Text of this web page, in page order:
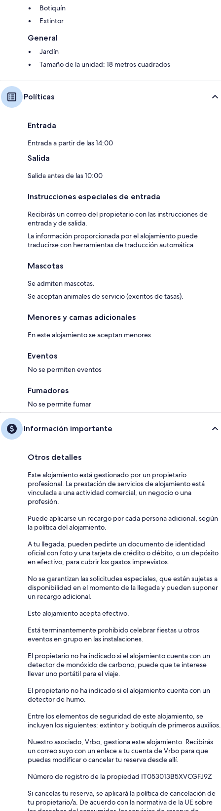
Botiquín
Extintor
General
Jardín
Tamaño de la unidad: 18 metros cuadrados
Políticas
Entrada
Entrada a partir de las 14:00
Salida
Salida antes de las 10:00
Instrucciones especiales de entrada
Recibirás un correo del propietario con las instrucciones de
entrada y de salida.
La información proporcionada por el alojamiento puede
traducirse con herramientas de traducción automática
Mascotas
Se admiten mascotas.
Se aceptan animales de servicio (exentos de tasas).
Menores y camas adicionales
En este alojamiento se aceptan menores.
Eventos
No se permiten eventos
Fumadores
No se permite fumar
Información importante
Otros detalles
Este alojamiento está gestionado por un propietario
profesional. La prestación de servicios de alojamiento está
vinculada a una actividad comercial, un negocio o una
profesión.
Puede aplicarse un recargo por cada persona adicional, según
la política del alojamiento.
A tu llegada, pueden pedirte un documento de identidad
oficial con foto y una tarjeta de crédito o débito, o un depósito
en efectivo, para cubrir los gastos imprevistos.
No se garantizan las solicitudes especiales, que están sujetas a
disponibilidad en el momento de la llegada y pueden suponer
un recargo adicional.
Este alojamiento acepta efectivo.
Está terminantemente prohibido celebrar fiestas u otros
eventos en grupo en las instalaciones.
El propietario no ha indicado si el alojamiento cuenta con un
detector de monóxido de carbono, puede que te interese
llevar uno portátil para el viaje.
El propietario no ha indicado si el alojamiento cuenta con un
detector de humo.
Entre los elementos de seguridad de este alojamiento, se
incluyen los siguientes: extintor y botiquín de primeros auxilios.
Nuestro asociado, Vrbo, gestiona este alojamiento. Recibirás
un correo suyo con un enlace a tu cuenta de Vrbo para que
puedas modificar o cancelar tu reserva desde allí.
Número de registro de la propiedad IT053013B5XVCGFJ9Z
Si cancelas tu reserva, se aplicará la política de cancelación de
tu propietario/a. De acuerdo con la normativa de la UE sobre